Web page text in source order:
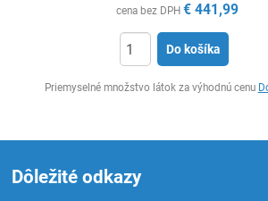
cena bez DPH € 441,99
Do košíka
Priemyselné množstvo látok za výhodnú cenu
Dôležité odkazy